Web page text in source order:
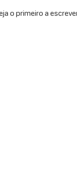
o primeiro a